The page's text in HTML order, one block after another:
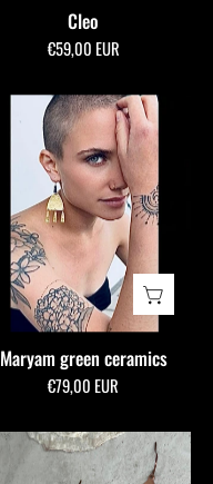
Cleo
€59,00 EUR
Maryam green ceramics
€79,00 EUR
Emaillefächer